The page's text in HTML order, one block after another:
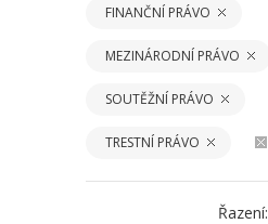
FINANČNÍ PRÁVO
MEZINÁRODNÍ PRÁVO
SOUTĚŽNÍ PRÁVO
TRESTNÍ PRÁVO
Řazení: